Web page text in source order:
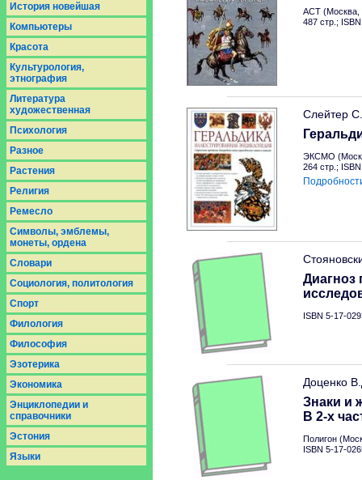
История новейшая
Компьютеры
Красота
Культурология,
этнография
Литература
художественная
Психология
Разное
Растения
Религия
Ремесло
Символы, эмблемы,
монеты, ордена
Словари
Социология, политология
Спорт
Филология
Философия
Эзотерика
Экономика
Энциклопедии и
справочники
Эстония
Языки
АСТ (Москва,
487 стр.;
Слейтер С.
ЭКСМО
264 стр.;
Диагноз
ISBN 5-17-
Доценко
Знаки и
В 2-х
Полигон
ISBN 5-17-